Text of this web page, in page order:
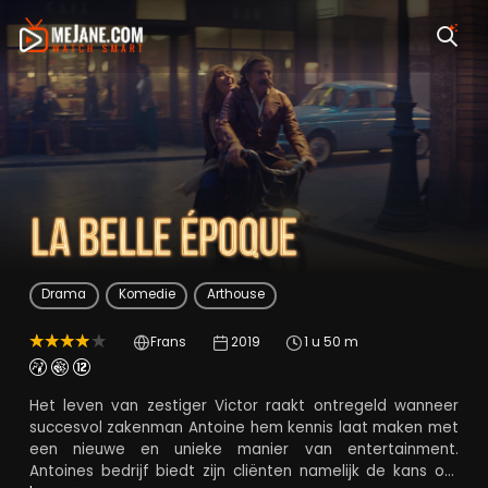
La Belle Epoque
Drama Komedie Arthouse
Frans 2019 1 u 50 m
Het leven van zestiger Victor raakt ontregeld wanneer
succesvol zakenman Antoine hem kennis laat maken met
een nieuwe en unieke manier van entertainment.
Antoines bedrijf biedt zijn cliënten namelijk de kans om